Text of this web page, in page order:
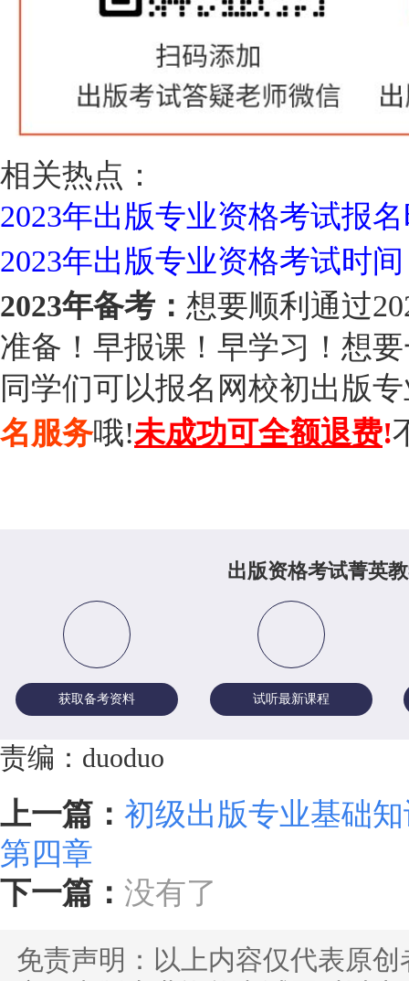
相关热点：
2023年出版专业资格考试报
2023年出版专业资格考试时间
2023年备考： 想要顺利通过
准备！早报课！早学习！想
同学们可以报名网校初出版
名服务哦!未成功可全额退费!
出版资格考试菁英
获取备考资料 试听最新课程
责编：duoduo
上一篇： 初级出版专业基础
第四章
下一篇： 没有了
免责声明： 以上内容仅代表原